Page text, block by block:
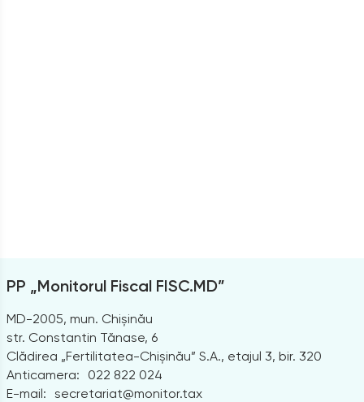
PP „Monitorul Fiscal FISC.MD”
MD-2005, mun. Chișinău
str. Constantin Tănase, 6
Clădirea „Fertilitatea-Chișinău” S.A., etajul 3, bir. 320
Anticamera:
022 822 024
E-mail: secretariat@monitor.tax